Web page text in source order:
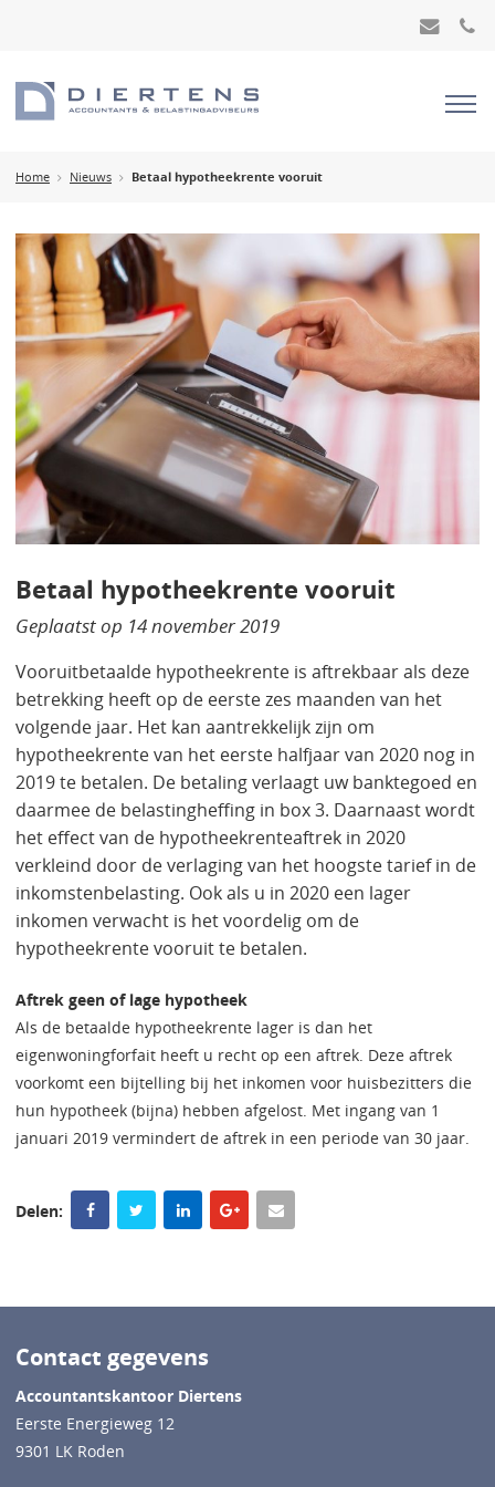
Home Nieuws Betaal hypotheekrente vooruit
Betaal hypotheekrente vooruit
Geplaatst op 14 november 2019
Vooruitbetaalde hypotheekrente is aftrekbaar als deze
betrekking heeft op de eerste zes maanden van het
volgende jaar. Het kan aantrekkelijk zijn om
hypotheekrente van het eerste halfjaar van 2020 nog in
2019 te betalen. De betaling verlaagt uw banktegoed en
daarmee de belastingheffing in box 3. Daarnaast wordt
het effect van de hypotheekrenteaftrek in 2020
verkleind door de verlaging van het hoogste tarief in de
inkomstenbelasting. Ook als u in 2020 een lager
inkomen verwacht is het voordelig om de
hypotheekrente vooruit te betalen.
Aftrek geen of lage hypotheek
Als de betaalde hypotheekrente lager is dan het
eigenwoningforfait heeft u recht op een aftrek. Deze aftrek
voorkomt een bijtelling bij het inkomen voor huisbezitters die
hun hypotheek (bijna) hebben afgelost. Met ingang van 1
januari 2019 vermindert de aftrek in een periode van 30 jaar.
Delen:
Contact gegevens
Accountantskantoor Diertens
Eerste Energieweg 12
9301 LK Roden